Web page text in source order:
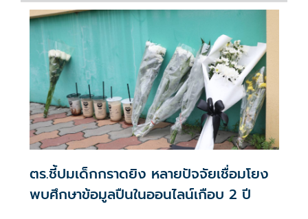
ตร.ชี้ปมเด็กกราดยิง หลายปัจจัยเชื่อมโยง
พบศึกษาข้อมูลปืนในออนไลน์เกือบ 2 ปี